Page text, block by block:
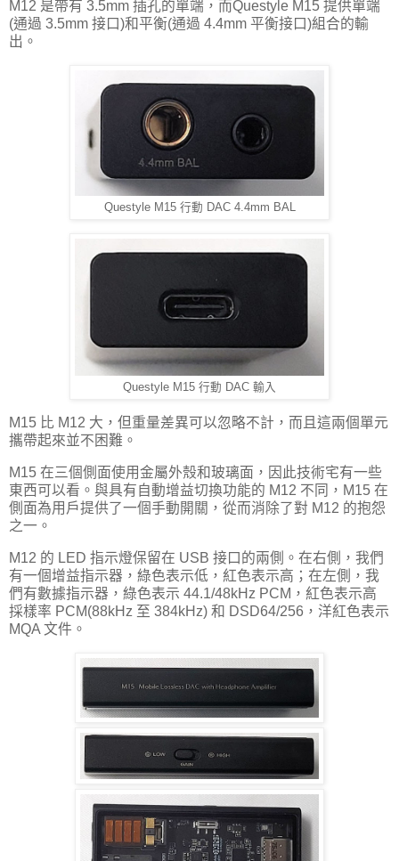
M12 是帶有 3.5mm 插孔的單端，而Questyle M15 提供單端
(通過 3.5mm 接口)和平衡(通過 4.4mm 平衡接口)組合的輸
出。
Questyle M15 行動 DAC 4.4mm BAL
Questyle M15 行動 DAC 輸入
M15 比 M12 大，但重量差異可以忽略不計，而且這兩個單元
攜帶起來並不困難。
M15 在三個側面使用金屬外殼和玻璃面，因此技術宅有一些
東西可以看。與具有自動增益切換功能的 M12 不同，M15 在
側面為用戶提供了一個手動開關，從而消除了對 M12 的抱怨
之一。
M12 的 LED 指示燈保留在 USB 接口的兩側。在右側，我們
有一個增益指示器，綠色表示低，紅色表示高；在左側，我
們有數據指示器，綠色表示 44.1/48kHz PCM，紅色表示高
採樣率 PCM(88kHz 至 384kHz) 和 DSD64/256，洋紅色表示
MQA 文件。